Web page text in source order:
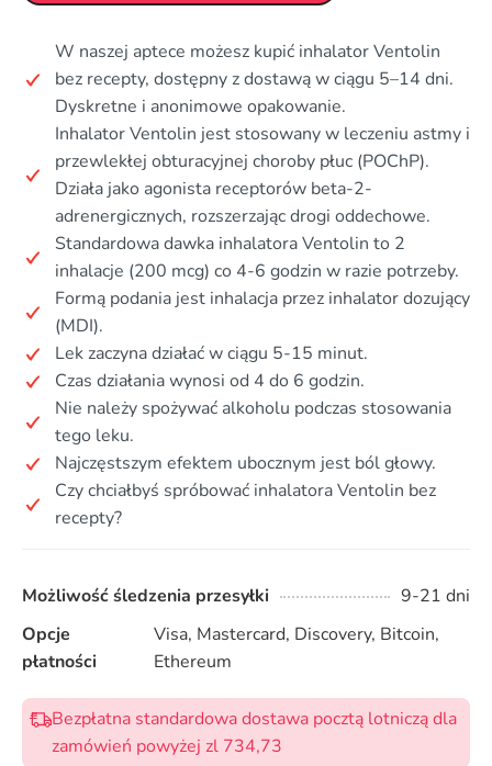
W naszej aptece możesz kupić inhalator Ventolin
bez recepty, dostępny z dostawą w ciągu 5–14 dni.
Dyskretne i anonimowe opakowanie.
Inhalator Ventolin jest stosowany w leczeniu astmy i
przewlekłej obturacyjnej choroby płuc (POChP).
Działa jako agonista receptorów beta-2-
adrenergicznych, rozszerzając drogi oddechowe.
Standardowa dawka inhalatora Ventolin to 2
inhalacje (200 mcg) co 4-6 godzin w razie potrzeby.
Formą podania jest inhalacja przez inhalator dozujący
(MDI).
Lek zaczyna działać w ciągu 5-15 minut.
Czas działania wynosi od 4 do 6 godzin.
Nie należy spożywać alkoholu podczas stosowania
tego leku.
Najczęstszym efektem ubocznym jest ból głowy.
Czy chciałbyś spróbować inhalatora Ventolin bez
recepty?
Możliwość śledzenia przesyłki
9-21 dni
Opcje
płatności
Visa, Mastercard, Discovery, Bitcoin,
Ethereum
Bezpłatna standardowa dostawa pocztą lotniczą dla
zamówień powyżej zl 734,73